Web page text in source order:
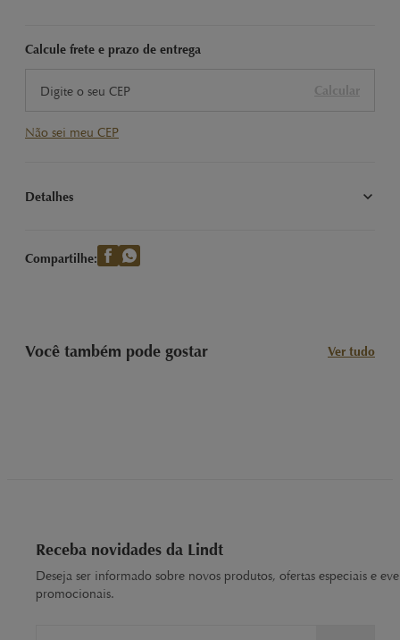
Calcule frete e prazo de entrega
Calcular
Não sei meu CEP
Detalhes
cremoso. Imagem meramente ilustrativa.
Compartilhe:
Você também pode gostar Ver tudo
Receba novidades da Lindt
Deseja ser informado sobre novos produtos, ofertas especiais e
promocionais.